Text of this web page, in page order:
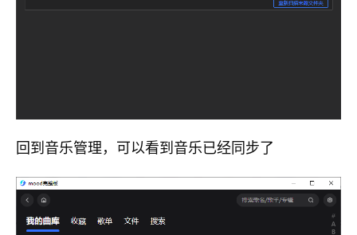
回到音乐管理，可以看到音乐已经同步了